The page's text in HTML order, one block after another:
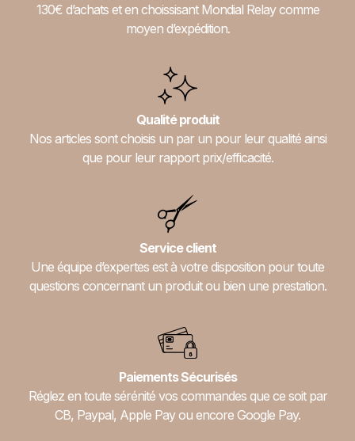
130€ d’achats et en choissisant Mondial Relay comme
moyen d’expédition.
Qualité produit
Nos articles sont choisis un par un pour leur qualité ainsi
que pour leur rapport prix/efficacité.
Service client
Une équipe d’expertes est à votre disposition pour toute
questions concernant un produit ou bien une prestation.
Paiements Sécurisés
Réglez en toute sérénité vos commandes que ce soit par
CB, Paypal, Apple Pay ou encore Google Pay.